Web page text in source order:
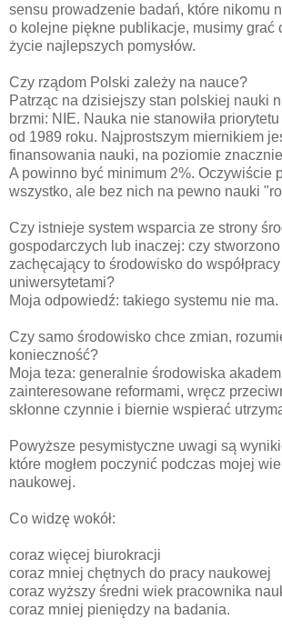
sensu prowadzenie badań, które nikomu
o kolejne piękne publikacje, musimy grać
życie najlepszych pomysłów.
Czy rządom Polski zależy na nauce?
Patrząc na dzisiejszy stan polskiej nauki
brzmi: NIE. Nauka nie stanowiła
od 1989 roku. Najprostszym miernikiem
finansowania nauki, na poziomie
A powinno być minimum 2%. Oczywiście
wszystko, ale bez nich na pewno nauki
Czy istnieje system wsparcia ze strony
gospodarczych lub inaczej: czy
zachęcający to środowisko do współpracy
uniwersytetami?
Moja odpowiedź: takiego systemu nie ma.
Czy samo środowisko chce zmian,
konieczność?
Moja teza: generalnie środowiska
zainteresowane reformami, wręcz
skłonne czynnie i biernie wspierać
Powyższe pesymistyczne uwagi są
które mogłem poczynić podczas mojej
naukowej.
Co widzę wokół:
coraz więcej biurokracji
coraz mniej chętnych do pracy naukowej
coraz wyższy średni wiek pracownika
coraz mniej pieniędzy na badania.